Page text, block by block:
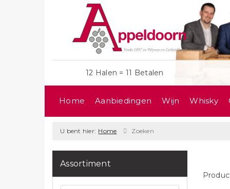
12 Halen = 11 Betalen
Home Aanbiedingen Wijn Whisky
U bent hier: Home Zoeken
Assortiment